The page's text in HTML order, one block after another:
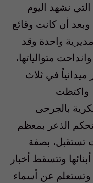
نشهد اليوم
أن كانت وقائع
واحدة وقد
متوالياتها،
في ثلاث
واكتظت
بالجرحى
الذعر بمعظم
تستقبل، بصفة
وتتسقط أخبار
وتستعلم عن أسماء